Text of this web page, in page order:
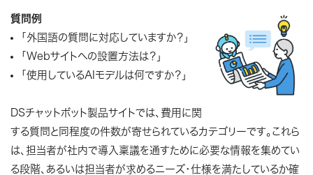
質問例
「外国語の質問に対応していますか？」
「Webサイトへの設置方法は？」
「使用しているAIモデルは何ですか？」
DSチャットボット製品サイトでは、費用に関
する質問と同程度の件数が寄せられているカテゴリーです。これら
は、担当者が社内で導入稟議を通すために必要な情報を集めてい
る段階、あるいは担当者が求めるニーズ・仕様を満たしているか確